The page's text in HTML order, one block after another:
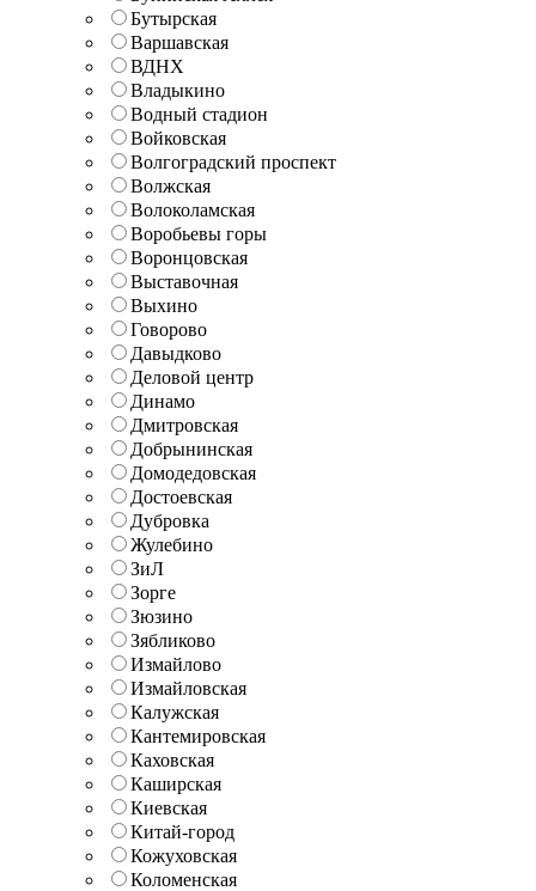
Бутырская
Варшавская
ВДНХ
Владыкино
Водный стадион
Войковская
Волгоградский проспект
Волжская
Волоколамская
Воробьевы горы
Воронцовская
Выставочная
Выхино
Говорово
Давыдково
Деловой центр
Динамо
Дмитровская
Добрынинская
Домодедовская
Достоевская
Дубровка
Жулебино
ЗиЛ
Зорге
Зюзино
Зябликово
Измайлово
Измайловская
Калужская
Кантемировская
Каховская
Каширская
Киевская
Китай-город
Кожуховская
Коломенская